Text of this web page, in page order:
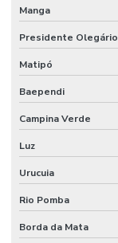
Manga
Presidente Olegário
Matipó
Baependi
Campina Verde
Luz
Urucuia
Rio Pomba
Borda da Mata